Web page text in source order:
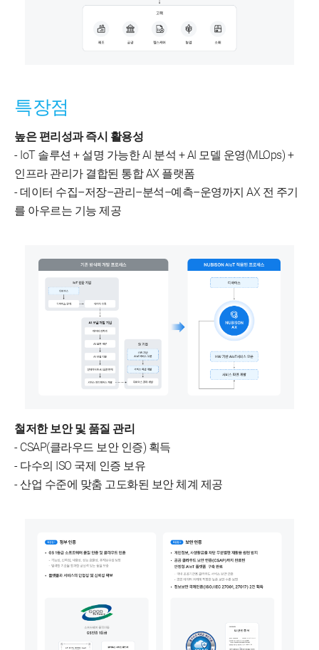
특장점
높은 편리성과 즉시 활용성
- IoT 솔루션 + 설명 가능한 AI 분석 + AI 모델 운영(MLOps) +
인프라 관리가 결합된 통합 AX 플랫폼
- 데이터 수집–저장–관리–분석–예측–운영까지 AX 전 주기
를 아우르는 기능 제공
철저한 보안 및 품질 관리
- CSAP(클라우드 보안 인증) 획득
- 다수의 ISO 국제 인증 보유
- 산업 수준에 맞춤 고도화된 보안 체계 제공